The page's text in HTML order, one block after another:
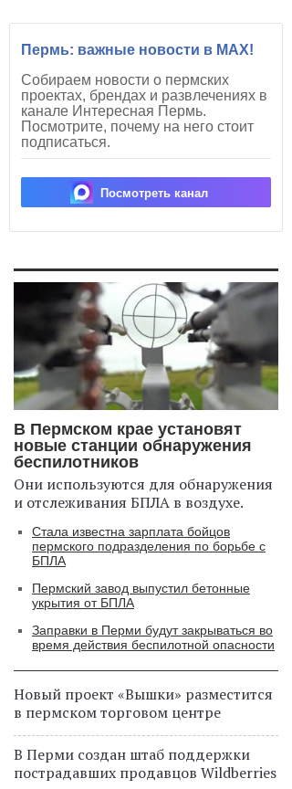
Пермь: важные новости в MAX!
Собираем новости о пермских
проектах, брендах и развлечениях в
канале Интересная Пермь.
Посмотрите, почему на него стоит
подписаться.
Посмотреть канал
В Пермском крае установят
новые станции обнаружения
беспилотников
Они используются для обнаружения
и отслеживания БПЛА в воздухе.
Стала известна зарплата бойцов
пермского подразделения по борьбе с
БПЛА
Пермский завод выпустил бетонные
укрытия от БПЛА
Заправки в Перми будут закрываться во
время действия беспилотной опасности
Новый проект «Вышки» разместится
в пермском торговом центре
В Перми создан штаб поддержки
пострадавших продавцов Wildberries